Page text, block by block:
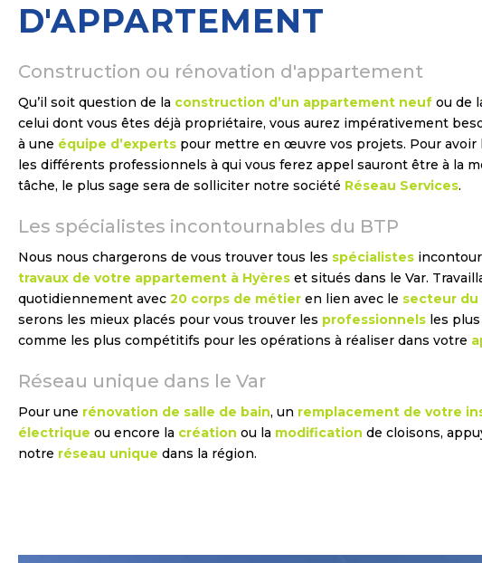
D'APPARTEMENT
Construction ou rénovation d'appartement
Qu’il soit question de la construction d’un appartement neuf ou de
celui dont vous êtes déjà propriétaire, vous aurez impérativement
à une équipe d’experts pour mettre en œuvre vos projets. Pour avoir
les différents professionnels à qui vous ferez appel sauront être à la
tâche, le plus sage sera de solliciter notre société Réseau Services.
Les spécialistes incontournables du BTP
Nous nous chargerons de vous trouver tous les spécialistes
travaux de votre appartement à Hyères et situés dans le Var.
quotidiennement avec 20 corps de métier en lien avec le secteur
serons les mieux placés pour vous trouver les professionnels les
comme les plus compétitifs pour les opérations à réaliser dans votre
Réseau unique dans le Var
Pour une rénovation de salle de bain, un remplacement de votre
électrique ou encore la création ou la modification de cloisons,
notre réseau unique dans la région.